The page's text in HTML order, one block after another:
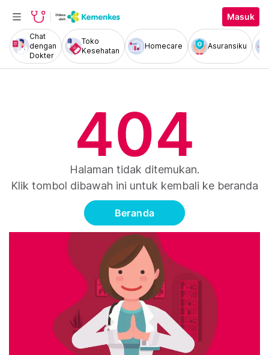
Masuk
Chat
dengan
Dokter
Toko
Kesehatan
Homecare Asuransiku
404
Halaman tidak ditemukan.
Klik tombol dibawah ini untuk kembali ke beranda
Beranda